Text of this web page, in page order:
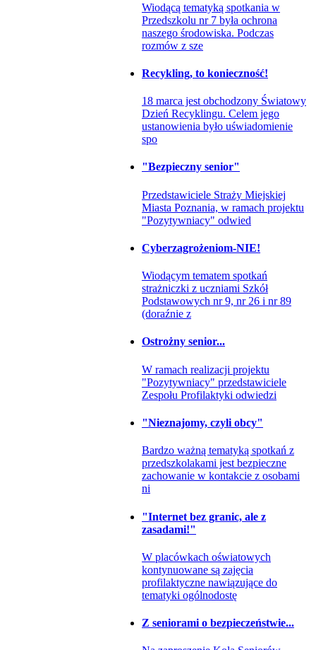
Wiodącą tematyką spotkania w
Przedszkolu nr 7 była ochrona
naszego środowiska. Podczas
rozmów z sze
Recykling, to konieczność!
18 marca jest obchodzony Światowy
Dzień Recyklingu. Celem jego
ustanowienia było uświadomienie
spo
"Bezpieczny senior"
Przedstawiciele Straży Miejskiej
Miasta Poznania, w ramach projektu
"Pozytywniacy" odwied
Cyberzagrożeniom-NIE!
Wiodącym tematem spotkań
strażniczki z uczniami Szkół
Podstawowych nr 9, nr 26 i nr 89
(doraźnie z
Ostrożny senior...
W ramach realizacji projektu
"Pozytywniacy" przedstawiciele
Zespołu Profilaktyki odwiedzi
"Nieznajomy, czyli obcy"
Bardzo ważną tematyką spotkań z
przedszkolakami jest bezpieczne
zachowanie w kontakcie z osobami
ni
"Internet bez granic, ale z
zasadami!"
W placówkach oświatowych
kontynuowane są zajęcia
profilaktyczne nawiązujące do
tematyki ogólnodostę
Z seniorami o bezpieczeństwie...